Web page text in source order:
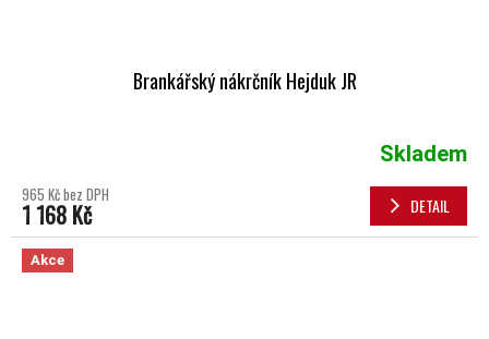
Brankářský nákrčník Hejduk JR
Skladem
965 Kč bez DPH
1 168 Kč DETAIL
Akce